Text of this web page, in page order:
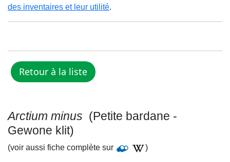
des inventaires et leur utilité.
Arctium minus (Petite bardane -
Gewone klit)
(voir aussi fiche complète sur )